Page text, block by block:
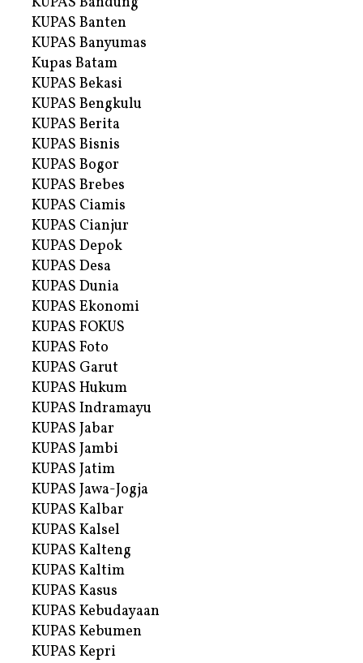
KUPAS Banten
KUPAS Banyumas
Kupas Batam
KUPAS Bekasi
KUPAS Bengkulu
KUPAS Berita
KUPAS Bisnis
KUPAS Bogor
KUPAS Brebes
KUPAS Ciamis
KUPAS Cianjur
KUPAS Depok
KUPAS Desa
KUPAS Dunia
KUPAS Ekonomi
KUPAS FOKUS
KUPAS Foto
KUPAS Garut
KUPAS Hukum
KUPAS Indramayu
KUPAS Jabar
KUPAS Jambi
KUPAS Jatim
KUPAS Jawa-Jogja
KUPAS Kalbar
KUPAS Kalsel
KUPAS Kalteng
KUPAS Kaltim
KUPAS Kasus
KUPAS Kebudayaan
KUPAS Kebumen
KUPAS Kepri